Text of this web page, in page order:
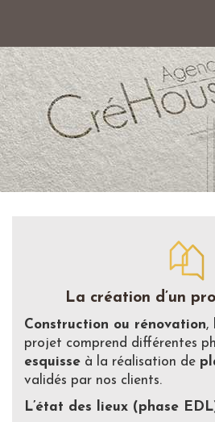
La création d’un
Construction ou rénovation,
projet comprend différentes
esquisse à la réalisation de
validés par nos clients.
L’état des lieux (phase